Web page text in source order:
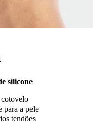
silicone
para a pele
tendões